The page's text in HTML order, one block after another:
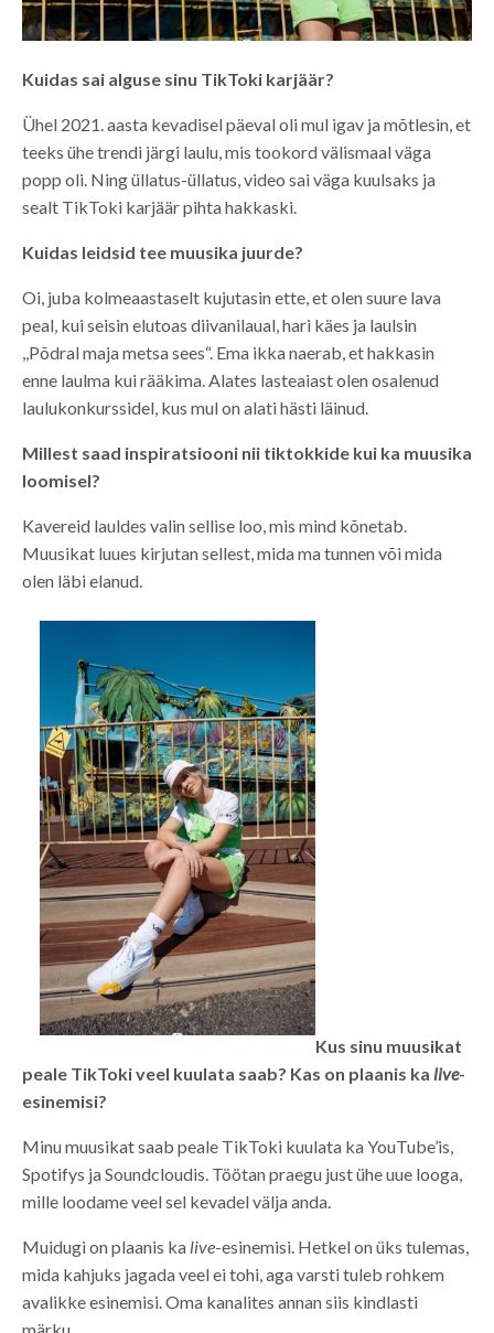
Kuidas sai alguse sinu TikToki karjäär?
Ühel 2021. aasta kevadisel päeval oli mul igav ja mõtlesin, et
teeks ühe trendi järgi laulu, mis tookord välismaal väga
popp oli. Ning üllatus-üllatus, video sai väga kuulsaks ja
sealt TikToki karjäär pihta hakkaski.
Kuidas leidsid tee muusika juurde?
Oi, juba kolmeaastaselt kujutasin ette, et olen suure lava
peal, kui seisin elutoas diivanilaual, hari käes ja laulsin
,,Põdral maja metsa sees“. Ema ikka naerab, et hakkasin
enne laulma kui rääkima. Alates lasteaiast olen osalenud
laulukonkurssidel, kus mul on alati hästi läinud.
Millest saad inspiratsiooni nii tiktokkide kui ka muusika
loomisel?
Kavereid lauldes valin sellise loo, mis mind kõnetab.
Muusikat luues kirjutan sellest, mida ma tunnen või mida
olen läbi elanud.
Kus sinu muusikat
peale TikToki veel kuulata saab? Kas on plaanis ka live-
esinemisi?
Minu muusikat saab peale TikToki kuulata ka YouTube’is,
Spotifys ja Soundcloudis. Töötan praegu just ühe uue looga,
mille loodame veel sel kevadel välja anda.
Muidugi on plaanis ka live-esinemisi. Hetkel on üks tulemas,
mida kahjuks jagada veel ei tohi, aga varsti tuleb rohkem
avalikke esinemisi. Oma kanalites annan siis kindlasti